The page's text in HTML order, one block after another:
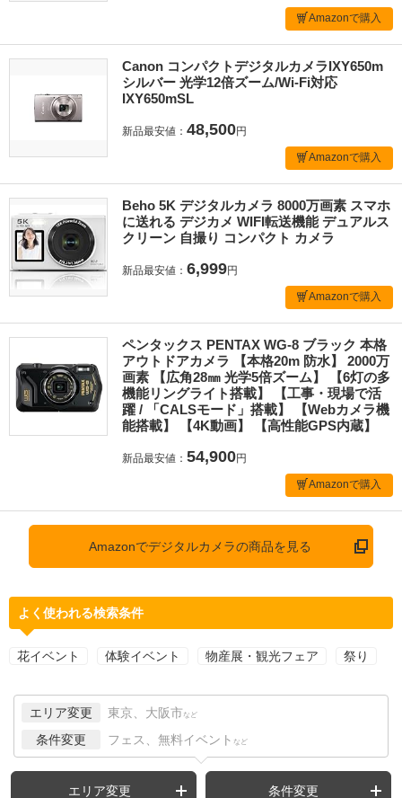
Amazonで購入
Canon コンパクトデジタルカメラIXY650m
シルバー 光学12倍ズーム/Wi-Fi対応
IXY650mSL
新品最安値： 48,500円
Amazonで購入
Beho 5K デジタルカメラ 8000万画素 スマホ
に送れる デジカメ WIFI転送機能 デュアルス
クリーン 自撮り コンパクト カメラ
新品最安値： 6,999円
Amazonで購入
ペンタックス PENTAX WG-8 ブラック 本格
アウトドアカメラ 【本格20m 防水】 2000万
画素 【広角28㎜ 光学5倍ズーム】 【6灯の多
機能リングライト搭載】 【工事・現場で活
躍 / 「CALSモード」搭載】 【Webカメラ機
能搭載】 【4K動画】 【高性能GPS内蔵】
新品最安値： 54,900円
Amazonで購入
Amazonでデジタルカメラの商品を見る
よく使われる検索条件
花イベント 体験イベント 物産展・観光フェア 祭り
エリア変更 東京、大阪市 など
条件変更 フェス、無料イベント など
エリア変更 条件変更